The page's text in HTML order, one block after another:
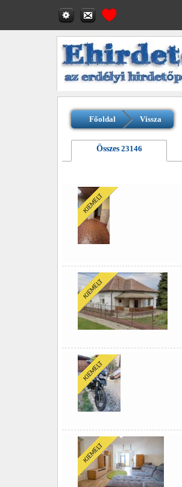
Főoldal Vissza
Összes23146